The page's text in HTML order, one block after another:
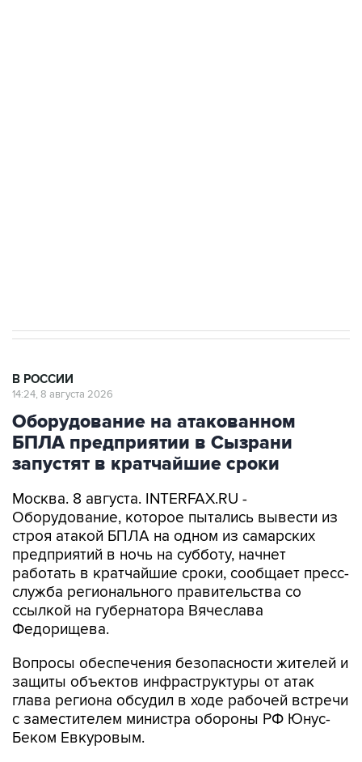
В РОССИИ
14:24, 8 августа 2026
Оборудование на атакованном
БПЛА предприятии в Сызрани
запустят в кратчайшие сроки
Москва. 8 августа. INTERFAX.RU -
Оборудование, которое пытались вывести из
строя атакой БПЛА на одном из самарских
предприятий в ночь на субботу, начнет
работать в кратчайшие сроки, сообщает пресс-
служба регионального правительства со
ссылкой на губернатора Вячеслава
Федорищева.
Вопросы обеспечения безопасности жителей и
защиты объектов инфраструктуры от атак
глава региона обсудил в ходе рабочей встречи
с заместителем министра обороны РФ Юнус-
Беком Евкуровым.